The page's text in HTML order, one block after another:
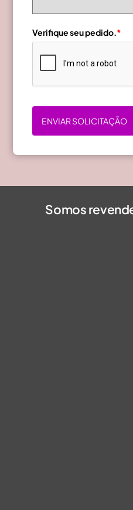
Verifique seu pedido.*
ENVIAR SOLICITAÇÃO
Somos